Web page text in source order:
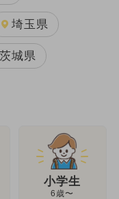
埼玉県
茨城県
小学生
6歳〜